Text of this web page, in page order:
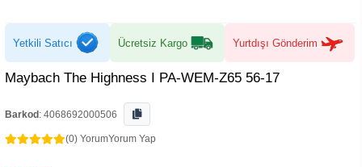
Yetkili Satıcı Ücretsiz Kargo Yurtdışı Gönderim
Maybach The Highness I PA-WEM-Z65 56-17
Barkod : 4068692000506
(0) YorumYorum Yap